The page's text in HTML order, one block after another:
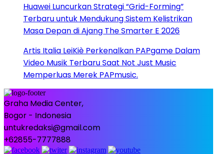
Huawei Luncurkan Strategi “Grid-Forming”
Terbaru untuk Mendukung Sistem Kelistrikan
Masa Depan di Ajang The Smarter E 2026
Artis Italia LeiKiè Perkenalkan PAPgame Dalam
Video Musik Terbaru Saat Not Just Music
Memperluas Merek PAPmusic.
Graha Media Center,
Bogor - Indonesia
untukredaksi@gmail.com
+62855-7777888